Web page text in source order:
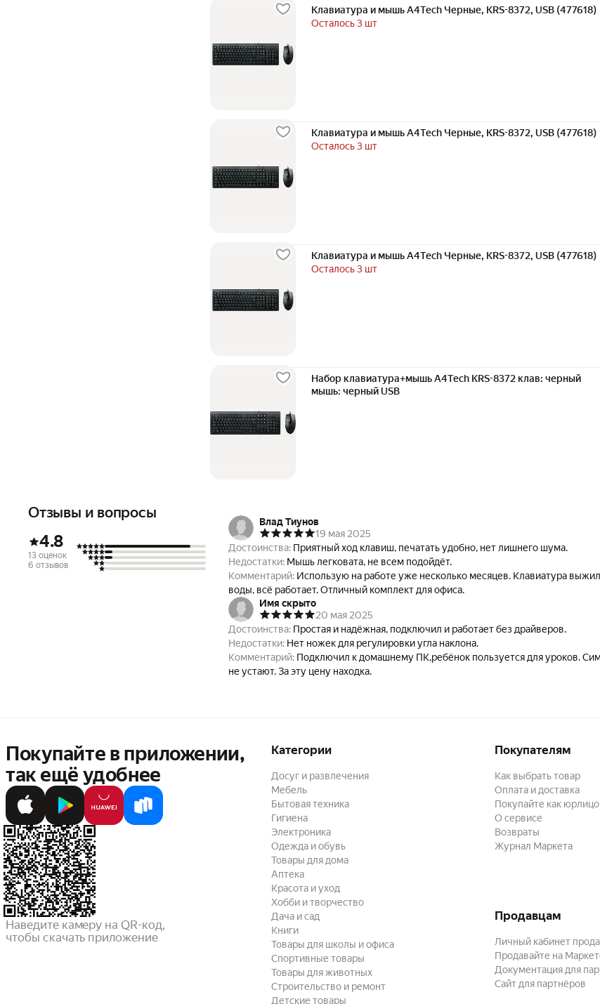
Клавиатура и мышь A4Tech Черные, KRS-8372, USB (477618)
Осталось 3 шт
Клавиатура и мышь A4Tech Черные, KRS-8372, USB (477618)
Осталось 3 шт
Клавиатура и мышь A4Tech Черные, KRS-8372, USB (477618)
Осталось 3 шт
Набор клавиатура+мышь A4Tech KRS-8372 клав: черный
мышь: черный USB
Отзывы и вопросы
4.8
13 оценок
6 отзывов
Влад Тиунов
19 мая 2025
Достоинства: Приятный ход клавиш, печатать удобно, нет лишнего шума.
Недостатки: Мышь легковата, не всем подойдёт.
Комментарий: Использую на работе уже несколько месяцев. Клавиатура
воды, всё работает. Отличный комплект для офиса.
Имя скрыто
20 мая 2025
Достоинства: Простая и надёжная, подключил и работает без драйверов.
Недостатки: Нет ножек для регулировки угла наклона.
Комментарий: Подключил к домашнему ПК,ребёнок пользуется для уроков.
не устают. За эту цену находка.
Покупайте в приложении,
так ещё удобнее
Наведите камеру на QR-код,
чтобы скачать приложение
Категории
Досуг и развлечения
Мебель
Бытовая техника
Гигиена
Электроника
Одежда и обувь
Товары для дома
Аптека
Красота и уход
Хобби и творчество
Дача и сад
Книги
Товары для школы и офиса
Спортивные товары
Товары для животных
Строительство и ремонт
Детские товары
Покупателям
Как выбрать товар
Оплата и доставка
Покупайте как юрлицо
О сервисе
Возвраты
Журнал Маркета
Продавцам
Личный кабинет
Продавайте на
Документация для
Сайт для партнёров